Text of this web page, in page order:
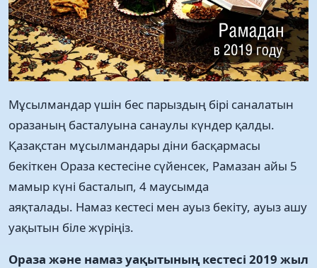
Мұсылмандар үшін бес парыздың бірі саналатын
оразаның басталуына санаулы күндер қалды.
Қазақстан мұсылмандары діни басқармасы
бекіткен Ораза кестесіне сүйенсек, Рамазан айы 5
мамыр күні басталып, 4 маусымда
аяқталады. Намаз кестесі мен ауыз бекіту, ауыз ашу
уақытын біле жүріңіз.
Ораза және намаз уақытының кестесі 2019 жыл